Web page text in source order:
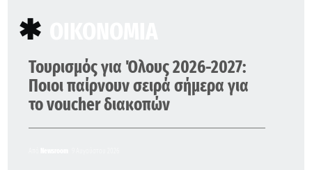
Τουρισμός για Όλους 2026-2027:
Ποιοι παίρνουν σειρά σήμερα για
το voucher διακοπών